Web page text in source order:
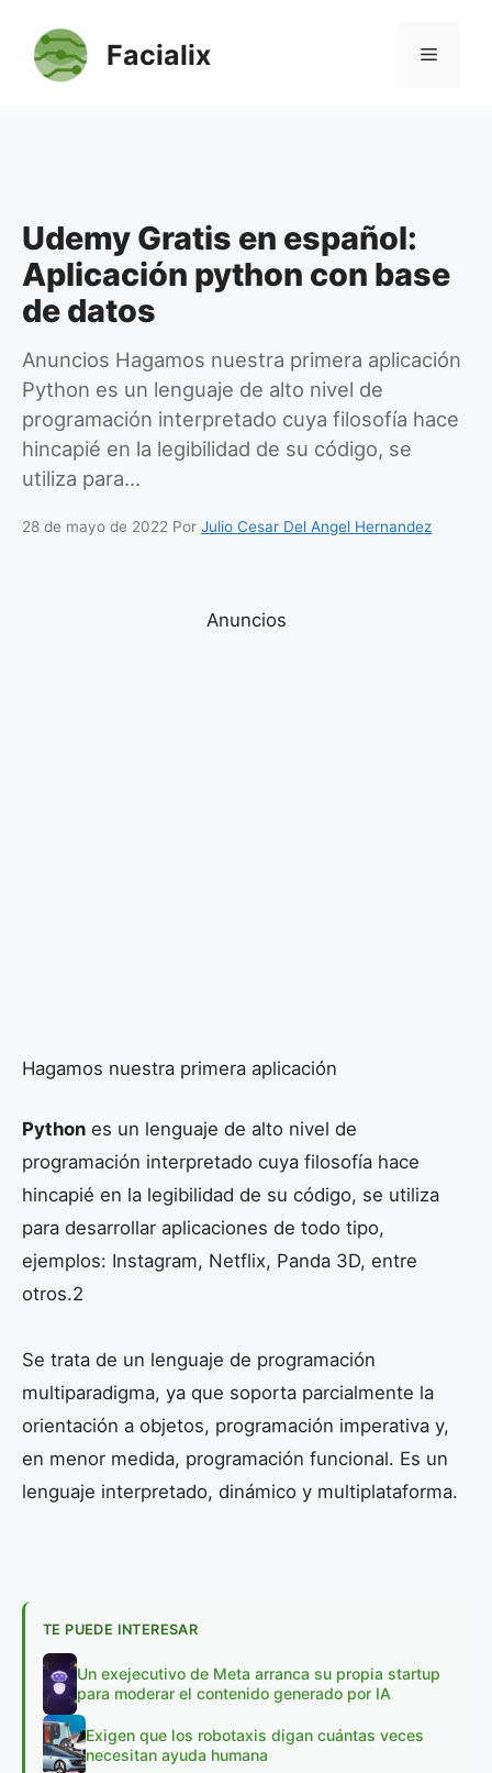
contenido
Facialix Menú
Udemy Gratis en español:
Aplicación python con base
de datos
Anuncios Hagamos nuestra primera aplicación
Python es un lenguaje de alto nivel de
programación interpretado cuya filosofía hace
hincapié en la legibilidad de su código, se
utiliza para…
28 de mayo de 2022 Por Julio Cesar Del Angel Hernandez
Anuncios
Hagamos nuestra primera aplicación
Python es un lenguaje de alto nivel de
programación interpretado cuya filosofía hace
hincapié en la legibilidad de su código, se utiliza
para desarrollar aplicaciones de todo tipo,
ejemplos: Instagram, Netflix, Panda 3D, entre
otros.2​
Se trata de un lenguaje de programación
multiparadigma, ya que soporta parcialmente la
orientación a objetos, programación imperativa y,
en menor medida, programación funcional. Es un
lenguaje interpretado, dinámico y multiplataforma.
TE PUEDE INTERESAR
Un exejecutivo de Meta arranca su propia startup
para moderar el contenido generado por IA
Exigen que los robotaxis digan cuántas veces
necesitan ayuda humana